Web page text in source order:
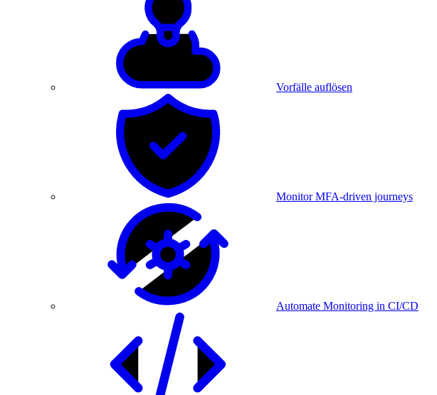
Vorfälle auflösen
Monitor MFA-driven journeys
Automate Monitoring in CI/CD